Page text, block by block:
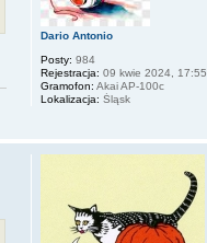
Dario Antonio
Posty: 984
Rejestracja: 09 kwie 2024, 17:55
Gramofon: Akai AP-100c
Lokalizacja: Śląsk